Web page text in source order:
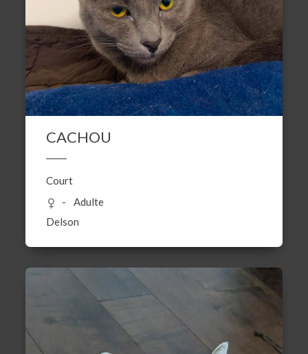
CACHOU
Court
Adulte
Delson